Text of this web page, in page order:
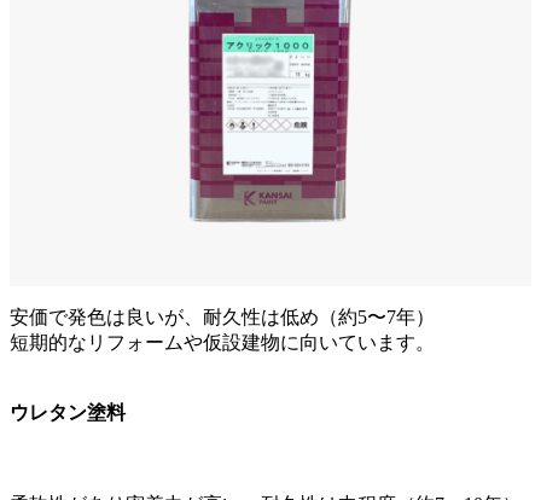
安価で発色は良いが、耐久性は低め（約5〜7年）
短期的なリフォームや仮設建物に向いています。
ウレタン塗料